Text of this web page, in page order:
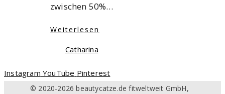
zwischen 50%…
Weiterlesen
Catharina
Instagram YouTube Pinterest
© 2020-2026 beautycatze.de fitweltweit GmbH,